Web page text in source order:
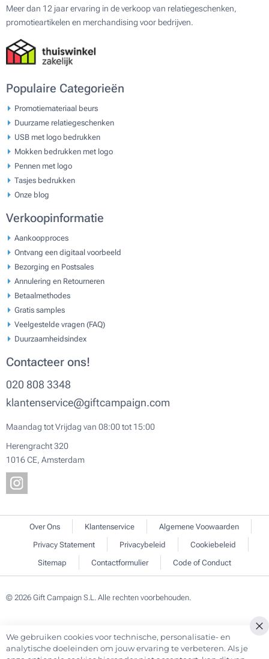
Meer dan 12 jaar ervaring in de verkoop van relatiegeschenken,
promotieartikelen en merchandising voor bedrijven.
Populaire Categorieën
Promotiemateriaal beurs
Duurzame relatiegeschenken
USB met logo bedrukken
Mokken bedrukken met logo
Pennen met logo
Tasjes bedrukken
Onze blog
Verkoopinformatie
Aankoopproces
Ontvang een digitaal voorbeeld
Bezorging en Postsales
Annulering en Retourneren
Betaalmethodes
Gratis samples
Veelgestelde vragen (FAQ)
Duurzaamheidsindex
Contacteer ons!
020 808 3348
klantenservice@giftcampaign.com
Maandag tot Vrijdag van 08:00 tot 15:00
Herengracht 320
1016 CE, Amsterdam
Over Ons Klantenservice
Algemene Voowaarden
Privacy Statement
Privacybeleid
Cookiebeleid
Sitemap
Contactformulier Code of Conduct
© 2026 Gift Campaign S.L. Alle rechten voorbehouden.
We gebruiken cookies voor technische, personalisatie- en
analytische doeleinden om jouw ervaring te verbeteren. Als je